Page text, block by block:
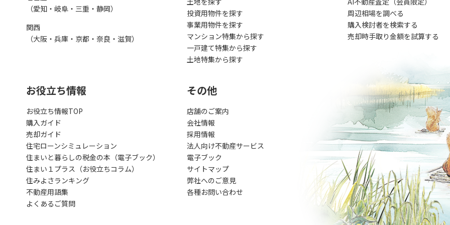
（愛知・岐阜・三重・静岡）
関西
（大阪・兵庫・京都・奈良・滋賀）
投資用物件を探す
事業用物件を探す
マンション特集から探す
一戸建て特集から探す
土地特集から探す
周辺相場を調べる
購入検討者を検索する
売却時手取り金額を試算する
お役立ち情報
お役立ち情報TOP
購入ガイド
売却ガイド
住宅ローンシミュレーション
住まいと暮らしの税金の本（電子ブック）
住まい１プラス（お役立ちコラム）
住みよさランキング
不動産用語集
よくあるご質問
その他
店舗のご案内
会社情報
採用情報
法人向け不動産サービス
電子ブック
サイトマップ
弊社へのご意見
各種お問い合わせ